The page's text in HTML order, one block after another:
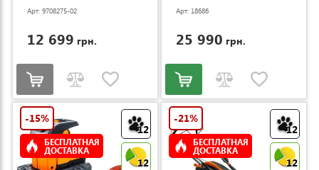
Арт: 9708275-02
12 699 грн.
Арт: 18686
25 990 грн.
12
12
-15%
БЕСПЛАТНАЯ
ДОСТАВКА
12
12
-21%
БЕСПЛАТНАЯ
ДОСТАВКА